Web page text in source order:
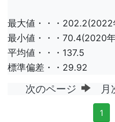
最大値・・・202.2(2022
最小値・・・70.4(2020
平均値・・・137.5
標準偏差・・29.92
次のページ 月
1